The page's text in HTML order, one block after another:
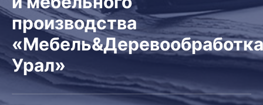
производства
«Мебель&Деревообработка
Урал»